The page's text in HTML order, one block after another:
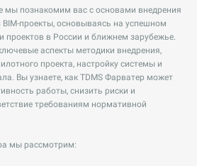
мы познакомим вас с основами внедрения
BIM-проекты, основываясь на успешном
проектов в России и ближнем зарубежье.
аспекты методики внедрения,
проекта, настройку системы и
Вы узнаете, как TDMS Фарватер может
работы, снизить риски и
требованиям нормативной
мы рассмотрим: